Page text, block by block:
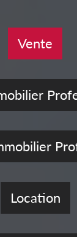
Vente
Location